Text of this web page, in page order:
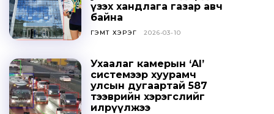
үзэх хандлага газар авч
байна
ГЭМТ ХЭРЭГ 2026-03-10
Ухаалаг камерын ‘AI’
системээр хуурамч
улсын дугаартай 587
тээврийн хэрэгслийг
илрүүлжээ